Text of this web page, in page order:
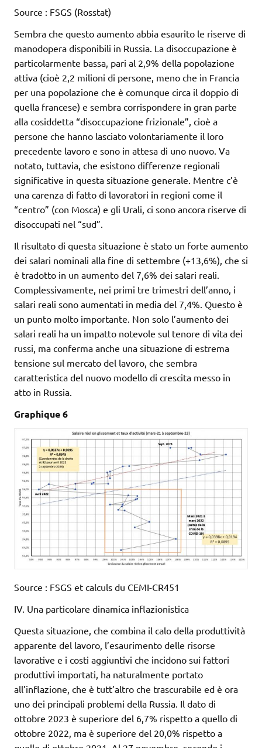
Source : FSGS (Rosstat)
Sembra che questo aumento abbia esaurito le riserve di
manodopera disponibili in Russia. La disoccupazione è
particolarmente bassa, pari al 2,9% della popolazione
attiva (cioè 2,2 milioni di persone, meno che in Francia
per una popolazione che è comunque circa il doppio di
quella francese) e sembra corrispondere in gran parte
alla cosiddetta “disoccupazione frizionale”, cioè a
persone che hanno lasciato volontariamente il loro
precedente lavoro e sono in attesa di uno nuovo. Va
notato, tuttavia, che esistono differenze regionali
significative in questa situazione generale. Mentre c’è
una carenza di fatto di lavoratori in regioni come il
“centro” (con Mosca) e gli Urali, ci sono ancora riserve di
disoccupati nel “sud”.
Il risultato di questa situazione è stato un forte aumento
dei salari nominali alla fine di settembre (+13,6%), che si
è tradotto in un aumento del 7,6% dei salari reali.
Complessivamente, nei primi tre trimestri dell’anno, i
salari reali sono aumentati in media del 7,4%. Questo è
un punto molto importante. Non solo l’aumento dei
salari reali ha un impatto notevole sul tenore di vita dei
russi, ma conferma anche una situazione di estrema
tensione sul mercato del lavoro, che sembra
caratteristica del nuovo modello di crescita messo in
atto in Russia.
Graphique 6
Source : FSGS et calculs du CEMI-CR451
IV. Una particolare dinamica inflazionistica
Questa situazione, che combina il calo della produttività
apparente del lavoro, l’esaurimento delle risorse
lavorative e i costi aggiuntivi che incidono sui fattori
produttivi importati, ha naturalmente portato
all’inflazione, che è tutt’altro che trascurabile ed è ora
uno dei principali problemi della Russia. Il dato di
ottobre 2023 è superiore del 6,7% rispetto a quello di
ottobre 2022, ma è superiore del 20,0% rispetto a